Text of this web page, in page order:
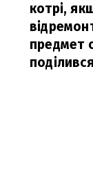
котрі,
предмет